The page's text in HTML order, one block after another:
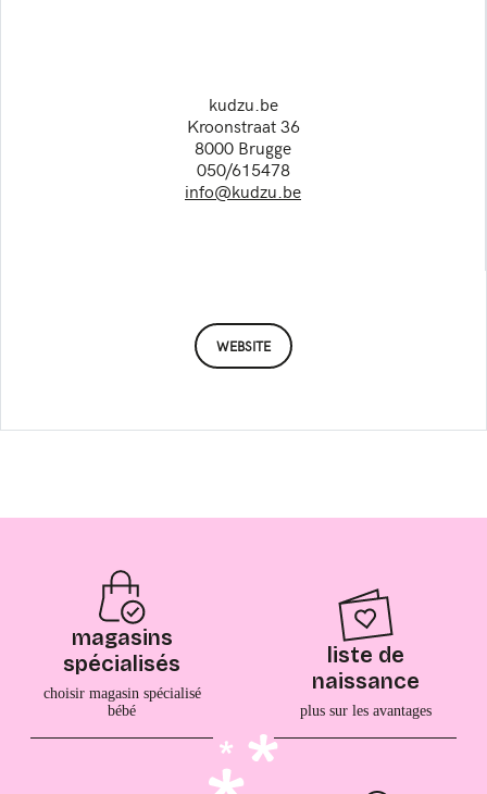
kudzu.be
Kroonstraat 36
8000 Brugge
050/615478
info@kudzu.be
WEBSITE
magasins
spécialisés
choisir magasin spécialisé
bébé
liste de
naissance
plus sur les avantages